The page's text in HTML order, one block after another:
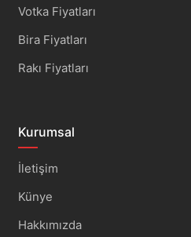
Votka Fiyatları
Bira Fiyatları
Rakı Fiyatları
Kurumsal
İletişim
Künye
Hakkımızda